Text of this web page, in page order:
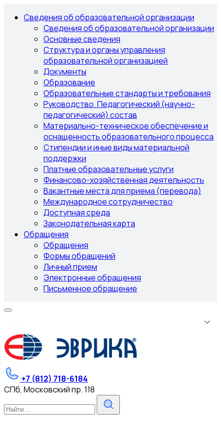
Сведения об образовательной организации
Сведения об образовательной организации
Основные сведения
Структура и органы управления
образовательной организацией
Документы
Образование
Образовательные стандарты и требования
Руководство. Педагогический (научно-
педагогический) состав
Материально-техническое обеспечение и
оснащенность образовательного процесса
Стипендии и иные виды материальной
поддержки
Платные образовательные услуги
Финансово-хозяйственная деятельность
Вакантные места для приема (перевода)
Международное сотрудничество
Доступная среда
Законодательная карта
Обращения
Обращения
Формы обращений
Личный прием
Электронные обращения
Письменное обращение
...
+7 (812) 718-6184
СПб, Московский пр. 118